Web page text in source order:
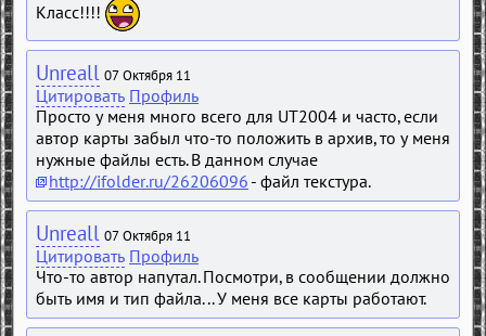
Класс!!!!
Unreall 07 Октября 11
Цитировать Профиль
Просто у меня много всего для UT2004 и часто, если
автор карты забыл что-то положить в архив, то у меня
нужные файлы есть. В данном случае
http://ifolder.ru/26206096 - файл текстура.
Unreall 07 Октября 11
Цитировать Профиль
Что-то автор напутал. Посмотри, в сообщении должно
быть имя и тип файла... У меня все карты работают.